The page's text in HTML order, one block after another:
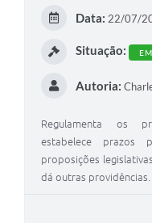
Data: 22/07/
Situação:
Autoria:
Regulamenta os
estabelece prazos
proposições
dá outras providências.